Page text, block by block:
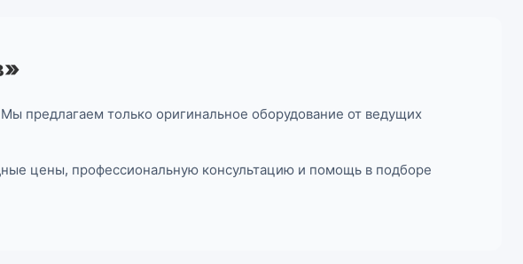
предлагаем только оригинальное оборудование от ведущих
цены, профессиональную консультацию и помощь в подборе